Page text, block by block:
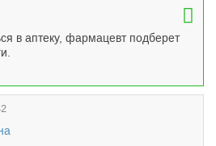
в аптеку, фармацевт подберет